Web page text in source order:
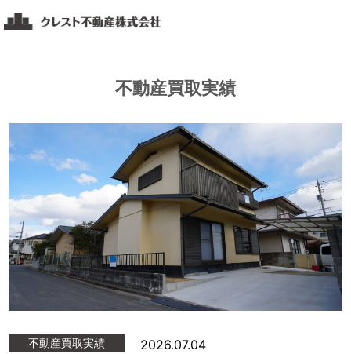
ン
ス
キ
プ
ク
産
福
山・
山・
広
島
エ
不動産買取実績
不動産買取実績 2026.07.04